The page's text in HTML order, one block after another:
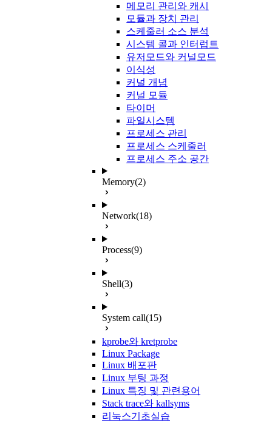
메모리 관리와 캐시
모듈과 장치 관리
스케줄러 소스 분석
시스템 콜과 인터럽트
유저모드와 커널모드
이식성
커널 개념
커널 모듈
타이머
파일시스템
프로세스 관리
프로세스 스케줄러
프로세스 주소 공간
Memory(2)
Network(18)
Process(9)
Shell(3)
System call(15)
kprobe와 kretprobe
Linux Package
Linux 배포판
Linux 부팅 과정
Linux 특징 및 관련용어
Stack trace와 kallsyms
리눅스기초실습